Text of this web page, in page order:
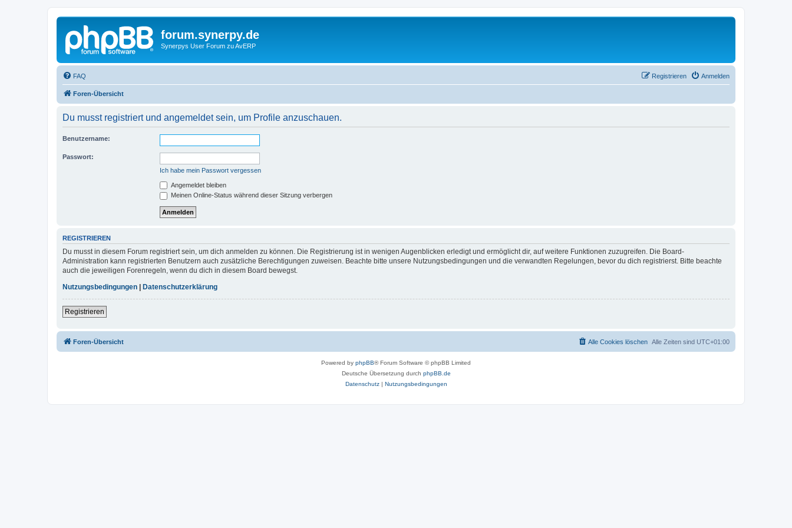
forum.synerpy.de
Synerpys User Forum zu AvERP
FAQ Anmelden
Registrieren
Foren-Übersicht
Du musst registriert und angemeldet sein, um Profile anzuschauen.
Benutzername:
Passwort:
Ich habe mein Passwort vergessen
Angemeldet bleiben
Meinen Online-Status während dieser Sitzung verbergen
REGISTRIEREN
Du musst in diesem Forum registriert sein, um dich anmelden zu können. Die Registrierung ist in wenigen Augenblicken erledigt und ermöglicht dir, auf weitere Funktionen zuzugreifen. Die Board-
Administration kann registrierten Benutzern auch zusätzliche Berechtigungen zuweisen. Beachte bitte unsere Nutzungsbedingungen und die verwandten Regelungen, bevor du dich registrierst. Bitte beachte
auch die jeweiligen Forenregeln, wenn du dich in diesem Board bewegst.
Nutzungsbedingungen
Datenschutzerklärung
Registrieren
Foren-Übersicht Alle Zeiten sind UTC+01:00
Alle Cookies löschen
Powered by phpBB® Forum Software © phpBB Limited
Deutsche Übersetzung durch phpBB.de
Datenschutz| Nutzungsbedingungen